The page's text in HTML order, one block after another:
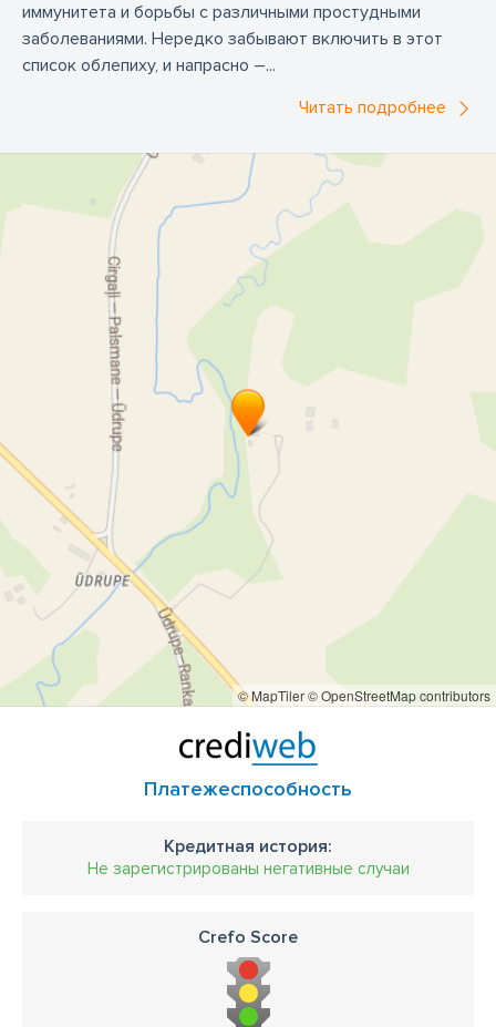
иммунитета и борьбы с различными простудными
заболеваниями. Нередко забывают включить в этот
список облепиху, и напрасно –...
Читать подробнее
© MapTiler© OpenStreetMap contributors
Платежеспособность
Кредитная история:
Не зарегистрированы негативные случаи
Crefo Score